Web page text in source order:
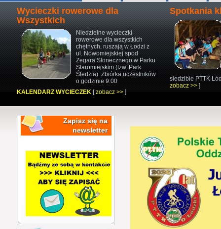
Wycieczki rowerowe dla
Wszystkich
Niedzielne wycieczki
rowerowe dla wszystkich
chętnych,ruszają w Łodzi z
ul. Nowomiejskiej spod
Zegara Słonecznego w Parku
Staromiejskim (tzw. Park
Śledzia) Zbiórka uczestników
o godzinie 9.00
KALENDARZ WYCIECZEK [zobacz >>]
Spotkania
siedzibie PTTK
zobacz >> ]
Zapisz się na
newsletter